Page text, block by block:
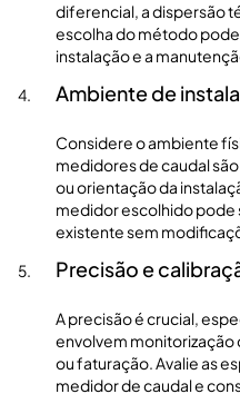
diferencial, a dispersão
escolha do método
instalação e a
Ambiente de
Considere o ambiente
medidores de caudal
ou orientação da
medidor escolhido pode
existente sem
Precisão e
A precisão é crucial,
envolvem
ou faturação. Avalie as
medidor de caudal e